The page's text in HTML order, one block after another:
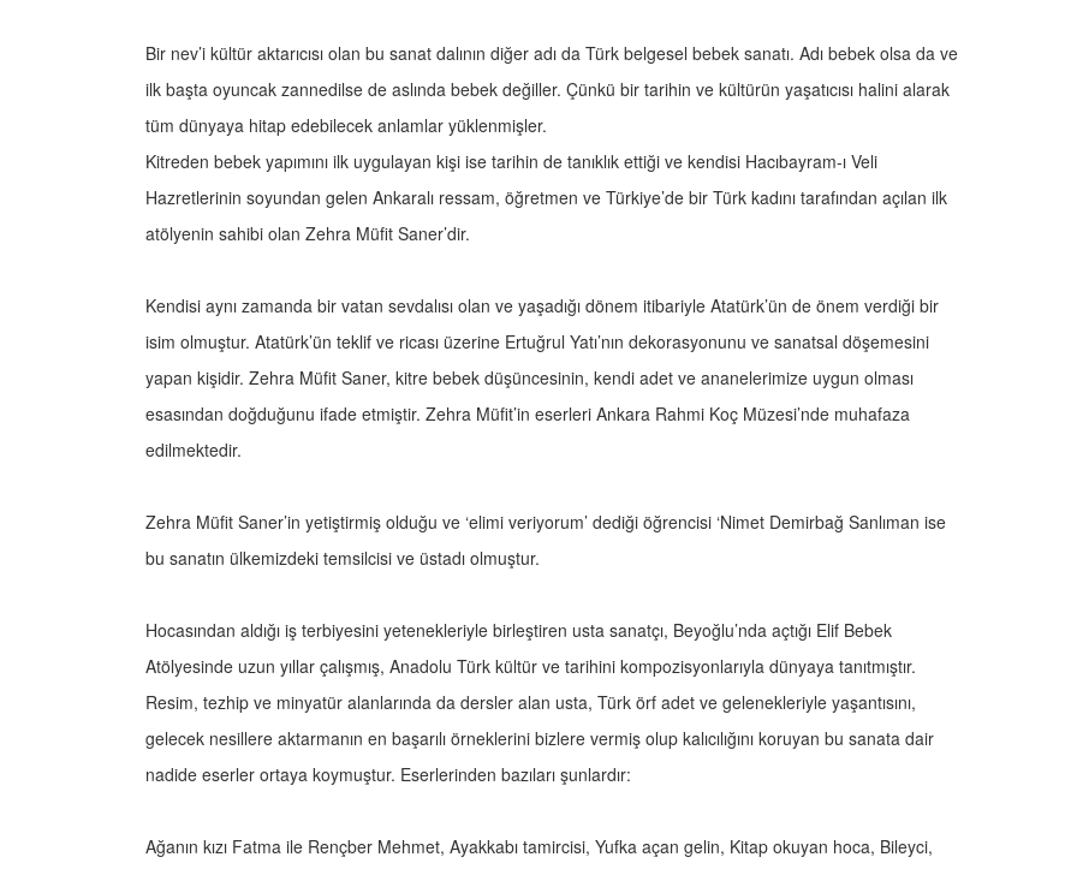
Bir nev’i kültür aktarıcısı olan bu sanat dalının diğer adı da Türk belgesel bebek sanatı. Adı bebek olsa da ve
ilk başta oyuncak zannedilse de aslında bebek değiller. Çünkü bir tarihin ve kültürün yaşatıcısı halini alarak
tüm dünyaya hitap edebilecek anlamlar yüklenmişler.
Kitreden bebek yapımını ilk uygulayan kişi ise tarihin de tanıklık ettiği ve kendisi Hacıbayram-ı Veli
Hazretlerinin soyundan gelen Ankaralı ressam, öğretmen ve Türkiye’de bir Türk kadını tarafından açılan ilk
atölyenin sahibi olan Zehra Müfit Saner’dir.
Kendisi aynı zamanda bir vatan sevdalısı olan ve yaşadığı dönem itibariyle Atatürk’ün de önem verdiği bir
isim olmuştur. Atatürk’ün teklif ve ricası üzerine Ertuğrul Yatı’nın dekorasyonunu ve sanatsal döşemesini
yapan kişidir. Zehra Müfit Saner, kitre bebek düşüncesinin, kendi adet ve ananelerimize uygun olması
esasından doğduğunu ifade etmiştir. Zehra Müfit’in eserleri Ankara Rahmi Koç Müzesi’nde muhafaza
edilmektedir.
Zehra Müfit Saner’in yetiştirmiş olduğu ve ‘elimi veriyorum’ dediği öğrencisi ‘Nimet Demirbağ Sanlıman ise
bu sanatın ülkemizdeki temsilcisi ve üstadı olmuştur.
Hocasından aldığı iş terbiyesini yetenekleriyle birleştiren usta sanatçı, Beyoğlu’nda açtığı Elif Bebek
Atölyesinde uzun yıllar çalışmış, Anadolu Türk kültür ve tarihini kompozisyonlarıyla dünyaya tanıtmıştır.
Resim, tezhip ve minyatür alanlarında da dersler alan usta, Türk örf adet ve gelenekleriyle yaşantısını,
gelecek nesillere aktarmanın en başarılı örneklerini bizlere vermiş olup kalıcılığını koruyan bu sanata dair
nadide eserler ortaya koymuştur. Eserlerinden bazıları şunlardır:
Ağanın kızı Fatma ile Rençber Mehmet, Ayakkabı tamircisi, Yufka açan gelin, Kitap okuyan hoca, Bileyci,